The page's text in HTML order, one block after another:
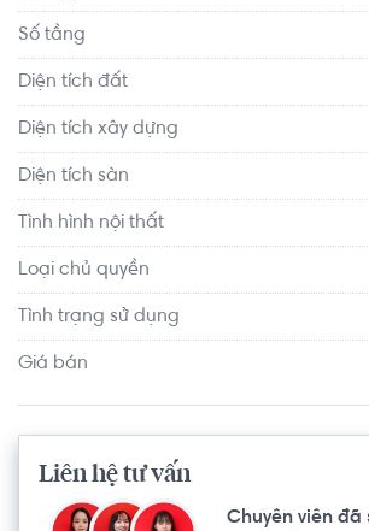
New Gym khoảng 7.2km. Tọa lạc tại vị trí
Số tầng
Diện tích đất
Diện tích xây dựng
Diện tích sàn
Tình hình nội thất
Loại chủ quyền
Tình trạng sử dụng
Giá bán
Liên hệ tư vấn
Chuyên viên đã